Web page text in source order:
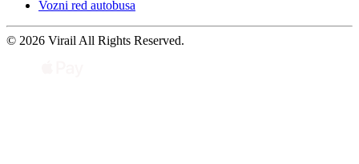
Vozni red autobusa
© 2026 Virail All Rights Reserved.